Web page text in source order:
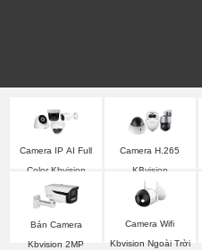
Camera IP AI Full
Color Kbvision
Camera H.265
KBvision
Bán Camera
Kbvision 2MP
Camera Wifi
Kbvision Ngoài Trời